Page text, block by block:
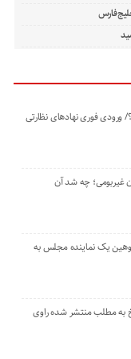
فوری نهادهای نظارتی
غیربومی؛ چه شد آن
یک نماینده مجلس به
به مطلب منتشر شده راوی